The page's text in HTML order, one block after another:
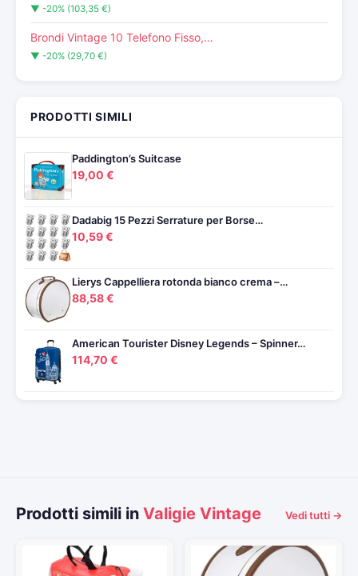
▼ -20% (103,35 €)
Brondi Vintage 10 Telefono Fisso,…
▼ -20% (29,70 €)
PRODOTTI SIMILI
Paddington’s Suitcase
19,00 €
Dadabig 15 Pezzi Serrature per Borse…
10,59 €
Lierys Cappelliera rotonda bianco crema –…
88,58 €
American Tourister Disney Legends – Spinner…
114,70 €
Prodotti simili in Valigie Vintage Vedi tutti →